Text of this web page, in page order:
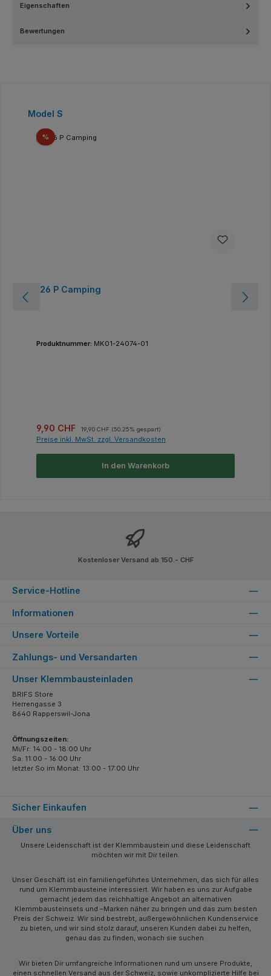
Eigenschaften
Bewertungen
Produktgalerie überspringen
Model S
%Rabatt
126 P Camping
Produktnummer: MK01-24074-01
Verkaufspreis:
9,90 CHF 19,90 CHF (50.25% gespart)
Preise inkl. MwSt. zzgl. Versandkosten
In den Warenkorb
Kostenloser Versand ab 150.- CHF
Service-Hotline
Informationen
Unsere Vorteile
Zahlungs- und Versandarten
Sicher Einkaufen
Unser Klemmbausteinladen
BRIFS Store
Herrengasse 3
8640 Rapperswil-Jona
Öffnungszeiten:
Mi/Fr: 14:00 - 18:00 Uhr
Sa: 11:00 - 16:00 Uhr
letzter So im Monat: 13:00 - 17:00 Uhr
Über uns
Unsere Leidenschaft ist der Klemmbaustein und diese Leidenschaft
möchten wir mit Dir teilen.
Unser Geschäft ist ein familiengeführtes Unternehmen, das sich für alles
rund um Klemmbausteine interessiert. Wir haben es uns zur Aufgabe
gemacht jedem das reichhaltige Angebot an alternativen
Klemmbausteinsets und –Marken näher zu bringen und das zum besten
Preis der Schweiz. Wir sind bestrebt, außergewöhnlichen Kundenservice
zu bieten, und wir sind stolz darauf, unseren Kunden dabei zu helfen,
genau das zu finden, wonach sie suchen.
Wir bieten Dir umfangreiche Informationen rund um unsere Produkte,
einen schnellen Versand aus der Schweiz, sowie unkomplizierte Hilfe bei